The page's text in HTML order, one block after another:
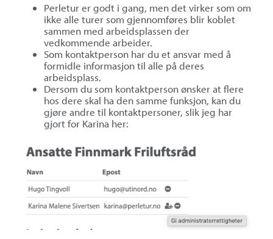
Perletur er godt i gang, men det virker som om
ikke alle turer som gjennomføres blir koblet
sammen med arbeidsplassen der
vedkommende arbeider.
Som kontaktperson har du et ansvar med å
formidle informasjon til alle på deres
arbeidsplass.
Dersom du som kontaktperson ønsker at flere
hos dere skal ha den samme funksjon, kan du
gjøre andre til kontaktpersoner, slik jeg har
gjort for Karina her: